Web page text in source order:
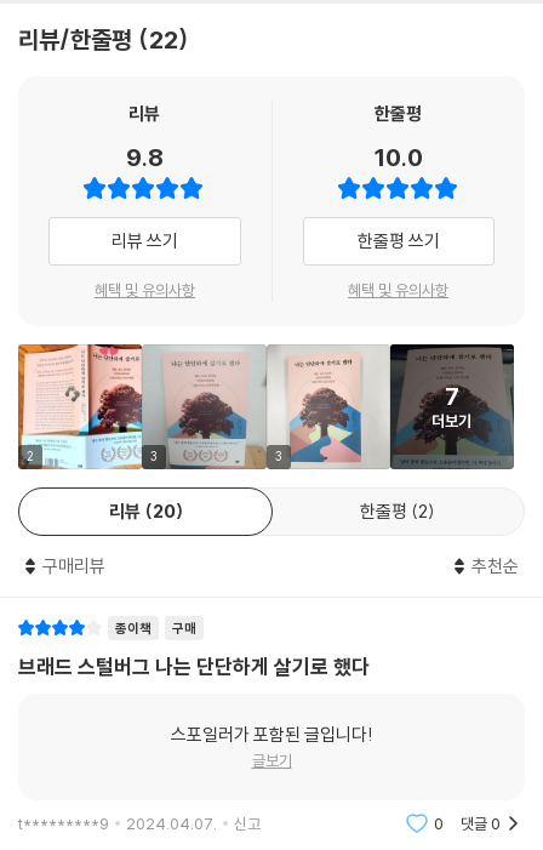
인 자신이 성과 강박 때문에 무너지고 있다는 사실을 인정하기 힘들었다.
감은 어떻게 기를 수 있을까? 그는 불교, 기독교, 도교, 스토아철학 등 고대
학 연구를 참고했다. 미국 육상 올림픽 대표 세라 트루, 뮤지션 사라 버렐리
스와 마이크 포즈너, 농구 스타 케빈 러브, 배우 앤드리아 바버, 임상 심리
학자 스티븐 헤이즈 등 강박과 번아웃을 극복하고 더 단단하게 성장한 이
들의 이야기도 빼놓지 않고 들었다.
그 결과 일상에 단단하게 뿌리내릴 때 수많은 욕망과 고민에도 흔들리지
계 최고의 성과 전문가가 ‘성과만 좇지 않는 법’을 알려 주는 진솔한 강박
극복기이다. 또 표류하는 몸과 마음을 다잡고 싶은 사람들을 위한 진심 어
린 조언과 구체적이고 효과적인 실천법을 담았다.
불확실한 세상, 무한 경쟁 사회, 아직은 괜찮다는 착각에서
어떻게 나를 지켜야 할까?
“마음이 항상 급하고 뭔가에 쫓기는 기분이 들어요.”
“손에서 스마트폰을 못 놓겠어요. 이메일, SNS, 메신저를 확인하느라 집
중이 안 돼요.”
“나만 혼자서 아등바등, 전전긍긍하며 사는 것 같아요. 안절부절못하는 내
나이, 성별, 직업, 인종, 국적을 불문하고 많은 사람이 “더 잘 해내야 하고,
리뷰/한줄평 22
리뷰
9.8
리뷰 쓰기
혜택 및 유의사항
한줄평
10.0
한줄평 쓰기
혜택 및 유의사항
2 3 3
7
더보기
리뷰 20 한줄평 2
구매리뷰 추천순
종이책 구매
브래드 스털버그 나는 단단하게 살기로 했다
스포일러가 포함된 글입니다!
글보기
t*********9 2024.04.07. 신고 0 댓글0